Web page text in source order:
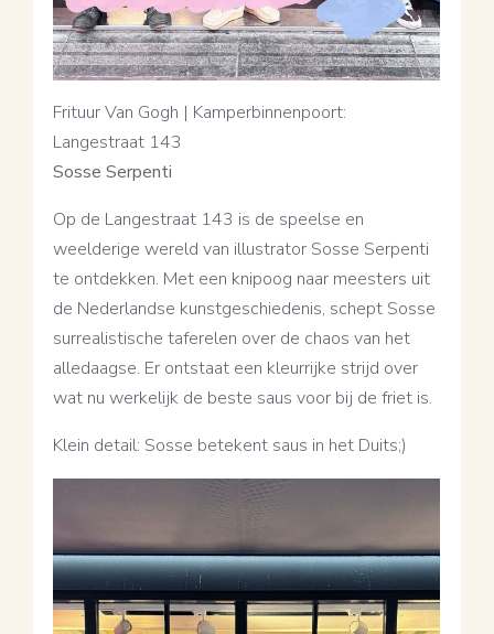
Frituur Van Gogh | Kamperbinnenpoort:
Langestraat 143
Sosse Serpenti
Op de Langestraat 143 is de speelse en
weelderige wereld van illustrator Sosse Serpenti
te ontdekken. Met een knipoog naar meesters uit
de Nederlandse kunstgeschiedenis, schept Sosse
surrealistische taferelen over de chaos van het
alledaagse. Er ontstaat een kleurrijke strijd over
wat nu werkelijk de beste saus voor bij de friet is.
Klein detail: Sosse betekent saus in het Duits;)